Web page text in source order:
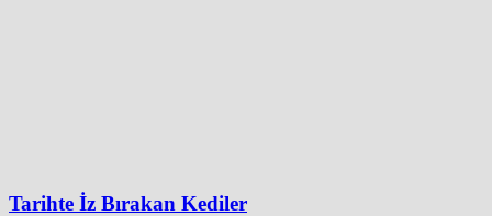
Tarihte İz Bırakan Kediler